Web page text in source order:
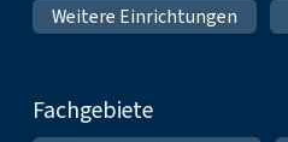
Weitere Einrichtungen
Fachgebiete